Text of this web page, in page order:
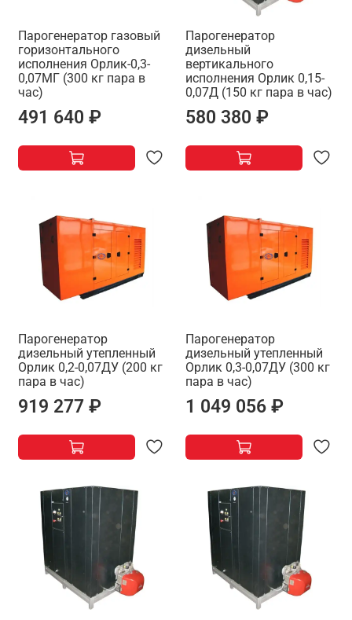
Парогенератор газовый
горизонтального
исполнения Орлик-0,3-
0,07МГ (300 кг пара в
час)
491 640 ₽
Парогенератор
дизельный
вертикального
исполнения Орлик 0,15-
0,07Д (150 кг пара в час)
580 380 ₽
Парогенератор
дизельный утепленный
Орлик 0,2-0,07ДУ (200 кг
пара в час)
919 277 ₽
Парогенератор
дизельный утепленный
Орлик 0,3-0,07ДУ (300 кг
пара в час)
1 049 056 ₽